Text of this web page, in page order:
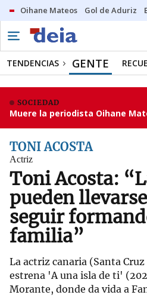
Oihane Mateos Gol de Aduriz
TENDENCIAS GENTE
SOCIEDAD
Muere la periodista Oihane
TONI ACOSTA
Actriz
Toni Acosta:
pueden
seguir
familia”
La actriz canaria (Santa
estrena 'A una isla de ti'
Morante, donde da vida a